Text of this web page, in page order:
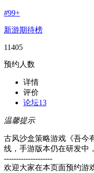
#99+
新游期待榜
11405
预约人数
详情
评价
论坛13
温馨提示
古风沙盒策略游戏《吾今
线，手游版本仍在研发中
--------------------
欢迎大家在本页面预约游